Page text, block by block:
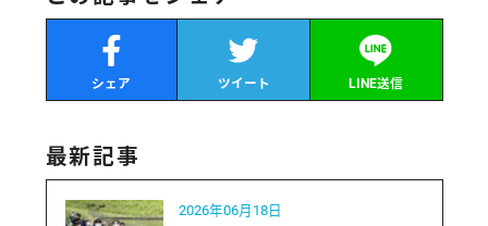
シェア ツイート LINE送信
最新記事
2026年06月18日